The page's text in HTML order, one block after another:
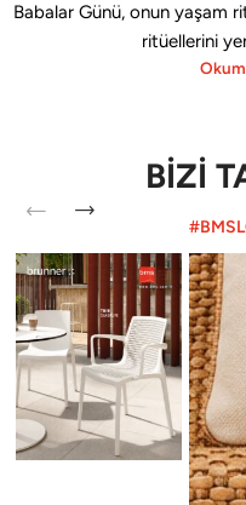
Babalar Günü, onun yaşam
ritüellerini
BİZİ